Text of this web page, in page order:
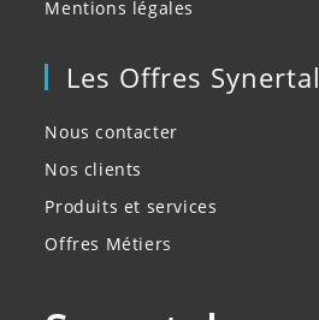
Mentions légales
Les Offres Synertal
Nous contacter
Nos clients
Produits et services
Offres Métiers